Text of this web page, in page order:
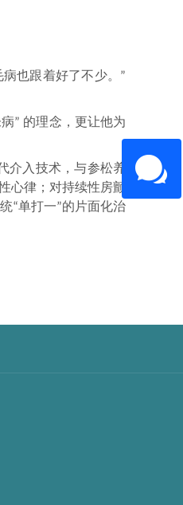
也跟着好了不少。 ”
” 的理念，更让他为
介入技术，与参松养
心律；对持续性房颤
“单打一”的片面化治